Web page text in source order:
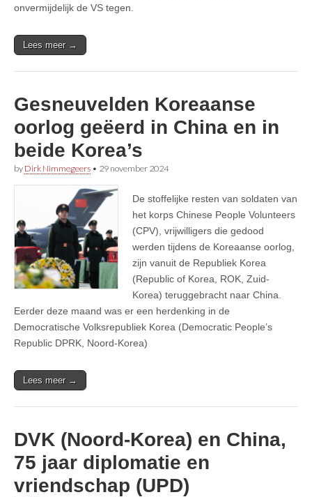
onvermijdelijk de VS tegen.
Lees meer →
Gesneuvelden Koreaanse
oorlog geëerd in China en in
beide Korea’s
by Dirk Nimmegeers • 29 november 2024
De stoffelijke resten van soldaten van
het korps Chinese People Volunteers
(CPV), vrijwilligers die gedood
werden tijdens de Koreaanse oorlog,
zijn vanuit de Republiek Korea
(Republic of Korea, ROK, Zuid-
Korea) teruggebracht naar China.
Eerder deze maand was er een herdenking in de
Democratische Volksrepubliek Korea (Democratic People’s
Republic DPRK, Noord-Korea)
Lees meer →
DVK (Noord-Korea) en China,
75 jaar diplomatie en
vriendschap (UPD)